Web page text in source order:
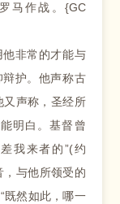
马作战。{GC
非常的才能与
护。他声称古
又声称，圣经所
明白。基督曾
我来者的”(约
与他所领受的
既然如此，哪一